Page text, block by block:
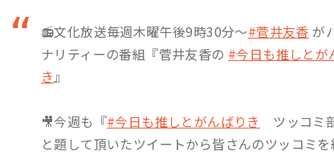
📻文化放送毎週木曜午後9時30分〜#菅井友香 が
ナリティーの番組『菅井友香の #今日も推しとが
き』
🎥今週も『#今日も推しとがんばりき
ツッコミ
と題して頂いたツイートから皆さんのツッコミを